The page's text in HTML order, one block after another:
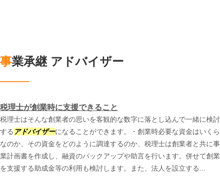
事業承継 アドバイザー
税理士が創業時に支援できること
税理士はそんな創業者の思いを客観的な数字に落とし込んで一緒に検討
する アドバイザーになることができます。・創業時必要な資金はいくら
なのか、その資金をどのように調達するのか、税理士は創業者と共に事
業計画書を作成し、融資のバックアップや助言を行います。併せて創業
を支援する助成金等の利用も検討します。また、法人を設立する...